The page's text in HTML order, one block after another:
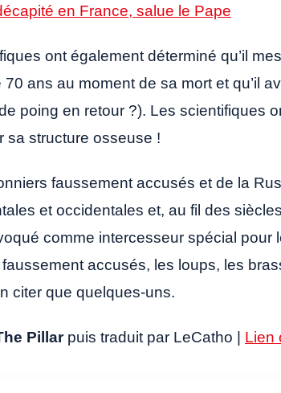
en France, salue le Pape
ont également déterminé qu’il
ans au moment de sa mort et qu’il
poing en retour ?). Les scientifiques
sa structure osseuse !
faussement accusés et de la
et occidentales et, au fil des
comme intercesseur spécial pour
accusés, les loups, les
citer que quelques-uns.
Pillarpuis traduit par LeCatho | Lien